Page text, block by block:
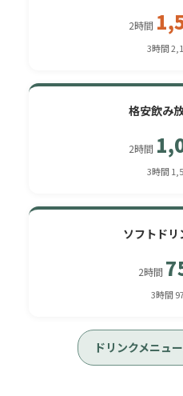
2時間
3時間
格安飲み
2時間
3時間
ソフトドリ
2時間
3時間
ドリンクメニュ